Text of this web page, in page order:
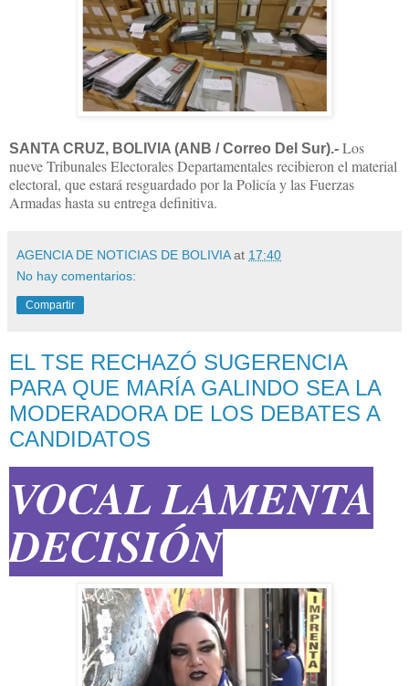
SANTA CRUZ, BOLIVIA (ANB / Correo Del Sur).- Los
nueve Tribunales Electorales Departamentales recibieron el material
electoral, que estará resguardado por la Policía y las Fuerzas
Armadas hasta su entrega definitiva.
AGENCIA DE NOTICIAS DE BOLIVIA at 17:40
No hay comentarios:
Compartir
EL TSE RECHAZÓ SUGERENCIA
PARA QUE MARÍA GALINDO SEA LA
MODERADORA DE LOS DEBATES A
CANDIDATOS
VOCAL LAMENTA
DECISIÓN